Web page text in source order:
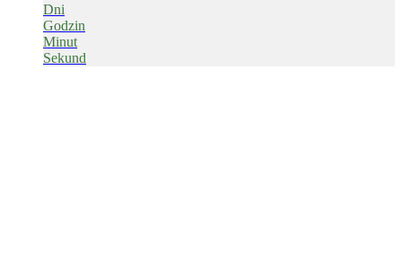
Dni
Godzin
Minut
Sekund